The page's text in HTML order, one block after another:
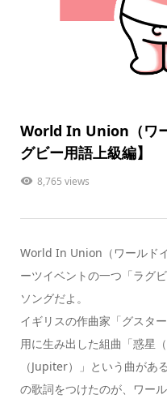
World In Union（ワ
グビー用語上級編】
8,765 views
World In Union（ワールド
ーツイベントの一つ 「ラグ
ソングだよ。
イギリスの作曲家「グスタ
用に生み出した組曲「惑星
（Jupiter）」 という曲があ
の歌詞をつけたのが、
ワー